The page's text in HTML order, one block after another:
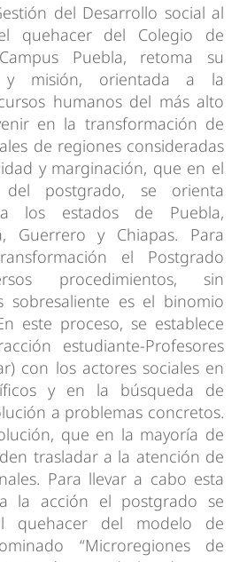
del Desarrollo social al
quehacer del Colegio de
Puebla, retoma su
y misión, orientada a la
humanos del más alto
en la transformación de
de regiones consideradas
y marginación, que en el
del postgrado, se orienta
a los estados de Puebla,
Guerrero y Chiapas. Para
el Postgrado
procedimientos, sin
sobresaliente es el binomio
este proceso, se establece
estudiante-Profesores
con los actores sociales en
y en la búsqueda de
a problemas concretos.
que en la mayoría de
trasladar a la atención de
Para llevar a cabo esta
la acción el postgrado se
quehacer del modelo de
“Microregiones de